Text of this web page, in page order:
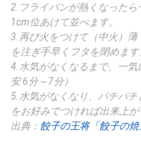
2.フライパンが熱くなった
1cm位あけて並べます。
3.再び火をつけて（中火）
を注ぎ手早くフタを閉めます
4.水気がなくなるまで、一
安 6分～7分）
5.水気がなくなり、パチパ
をお好みでつければ出来上が
出典： 餃子の王将「餃子の焼